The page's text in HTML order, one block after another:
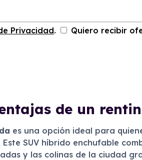
Privacidad. Quiero recibir
de un
es una opción ideal para
SUV híbrido enchufable
y las colinas de la ciudad